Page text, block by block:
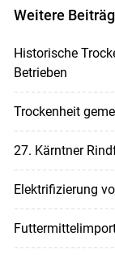
Weitere
Historische
Betrieben
Trockenheit
27. Kärntner
Elektrifizierung